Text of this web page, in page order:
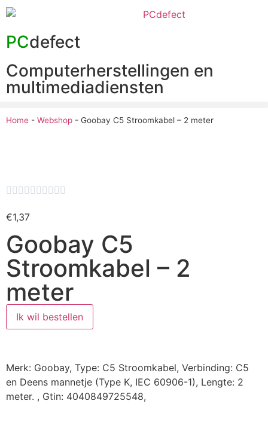
PCdefect
Computerherstellingen en
multimediadiensten
Home - Webshop - Goobay C5 Stroomkabel – 2 meter
         
€1,37
Goobay C5
Stroomkabel – 2
meter
Ik wil bestellen
Merk: Goobay, Type: C5 Stroomkabel, Verbinding: C5
en Deens mannetje (Type K, IEC 60906-1), Lengte: 2
meter. , Gtin: 4040849725548,